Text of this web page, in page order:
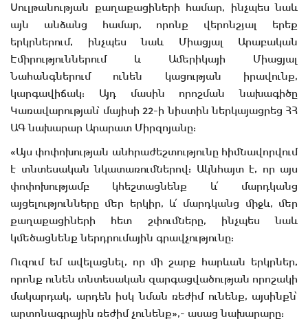
Սուլթանության քաղաքացիների համար, ինչպես նաև
այն անձանց համար, որոնք վերոնշյալ երեք
երկրներում, ինչպես նաև Միացյալ Արաբական
Էմիրություններում և Ամերիկայի Միացյալ
Նահանգներում ունեն կացության իրավունք,
կարգավիճակ: Այդ մասին որոշման նախագիծը
Կառավարության՝ մայիսի 22-ի նիստին ներկայացրեց ՀՀ
ԱԳ նախարար Արարատ Միրզոյանը:
«Այս փոփոխության անհրաժեշտությունը հիմնավորվում
է տնտեսական նկատառումներով: Ակնհայտ է, որ այս
փոփոխությամբ կհեշտացնենք և՛ մարդկանց
այցելությունները մեր երկիր, և՛ մարդկանց միջև, մեր
քաղաքացիների հետ շփումները, ինչպես նաև
կմեծացնենք ներդրումային գրավչությունը:
Ուզում եմ ավելացնել, որ մի շարք հարևան երկրներ,
որոնք ունեն տնտեսական զարգացվածության որոշակի
մակարդակ, արդեն իսկ նման ռեժիմ ունենք, այսինքն՝
արտոնագրային ռեժիմ չունենք»,- ասաց նախարարը: